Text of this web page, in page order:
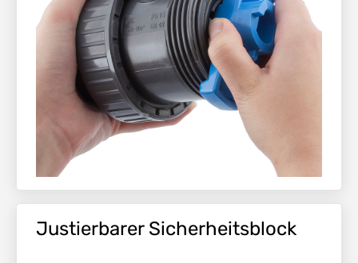
Justierbarer Sicherheitsblock